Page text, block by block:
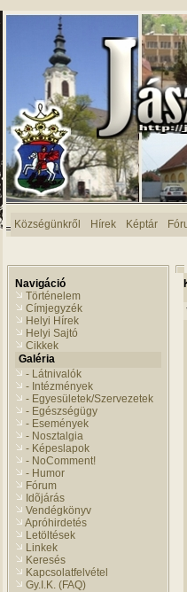
Községünkről Hírek Képtár
Navigáció
Történelem
Címjegyzék
Helyi Hírek
Helyi Sajtó
Cikkek
Galéria
- Látnivalók
- Intézmények
- Egyesületek/Szervezetek
- Egészségügy
- Események
- Nosztalgia
- Képeslapok
- NoComment!
- Humor
Fórum
Idõjárás
Vendégkönyv
Apróhirdetés
Letöltések
Linkek
Keresés
Kapcsolatfelvétel
Gy.I.K. (FAQ)